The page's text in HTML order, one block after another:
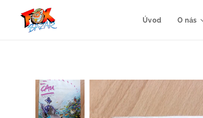
Úvod O nás